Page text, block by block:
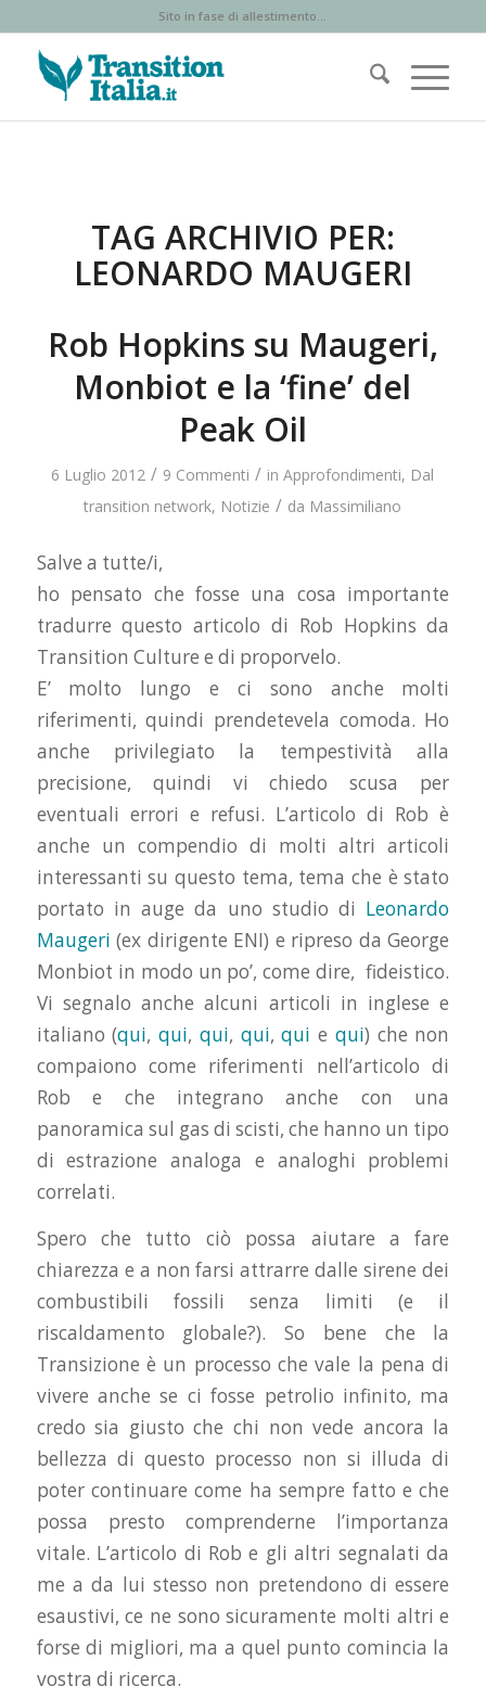
Sito in fase di allestimento...
TAG ARCHIVIO PER:
LEONARDO MAUGERI
Rob Hopkins su Maugeri,
Monbiot e la ‘fine’ del
Peak Oil
6 Luglio 2012 / 9 Commenti / inApprofondimenti, Dal
transition network, Notizie / da Massimiliano
Salve a tutte/i,
ho pensato che fosse una cosa importante
tradurre questo articolo di Rob Hopkins da
Transition Culture e di proporvelo.
E’ molto lungo e ci sono anche molti
riferimenti, quindi prendetevela comoda. Ho
anche privilegiato la tempestività alla
precisione, quindi vi chiedo scusa per
eventuali errori e refusi. L’articolo di Rob è
anche un compendio di molti altri articoli
interessanti su questo tema, tema che è stato
portato in auge da uno studio di Leonardo
Maugeri (ex dirigente ENI) e ripreso da George
Monbiot in modo un po’, come dire, fideistico.
Vi segnalo anche alcuni articoli in inglese e
italiano (qui,qui, qui, qui,qui e qui) che non
compaiono come riferimenti nell’articolo di
Rob e che integrano anche con una
panoramica sul gas di scisti, che hanno un tipo
di estrazione analoga e analoghi problemi
correlati.
Spero che tutto ciò possa aiutare a fare
chiarezza e a non farsi attrarre dalle sirene dei
combustibili fossili senza limiti (e il
riscaldamento globale?). So bene che la
Transizione è un processo che vale la pena di
vivere anche se ci fosse petrolio infinito, ma
credo sia giusto che chi non vede ancora la
bellezza di questo processo non si illuda di
poter continuare come ha sempre fatto e che
possa presto comprenderne l’importanza
vitale. L’articolo di Rob e gli altri segnalati da
me a da lui stesso non pretendono di essere
esaustivi, ce ne sono sicuramente molti altri e
forse di migliori, ma a quel punto comincia la
vostra di ricerca.